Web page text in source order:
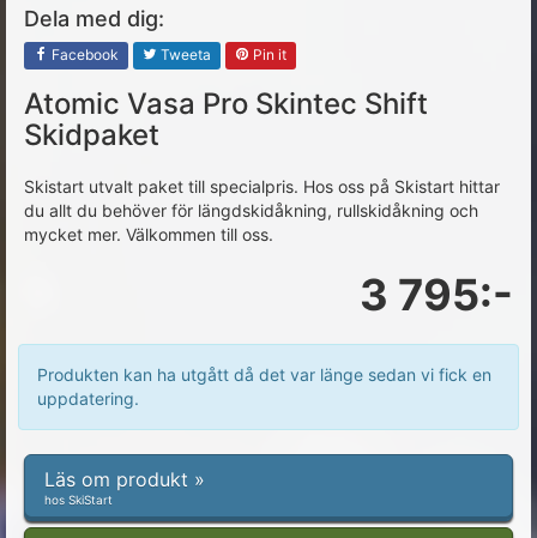
Dela med dig:
Facebook Tweeta Pin it
Atomic Vasa Pro Skintec Shift
Skidpaket
Skistart utvalt paket till specialpris. Hos oss på Skistart hittar
du allt du behöver för längdskidåkning, rullskidåkning och
mycket mer. Välkommen till oss.
3 795:-
Produkten kan ha utgått då det var länge sedan vi fick en
uppdatering.
Läs om produkt »
hos SkiStart